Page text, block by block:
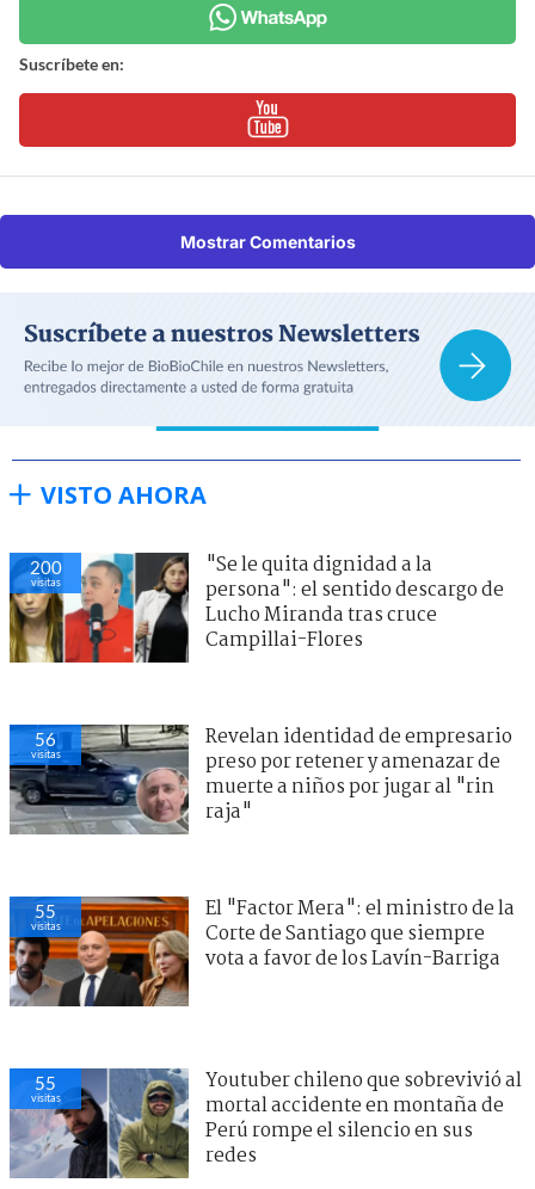
Suscríbete en:
Mostrar Comentarios
VISTO AHORA
200
visitas
"Se le quita dignidad a la
persona": el sentido descargo de
Lucho Miranda tras cruce
Campillai-Flores
56
visitas
Revelan identidad de empresario
preso por retener y amenazar de
muerte a niños por jugar al "rin
raja"
55
visitas
El "Factor Mera": el ministro de la
Corte de Santiago que siempre
vota a favor de los Lavín-Barriga
55
visitas
Youtuber chileno que sobrevivió al
mortal accidente en montaña de
Perú rompe el silencio en sus
redes